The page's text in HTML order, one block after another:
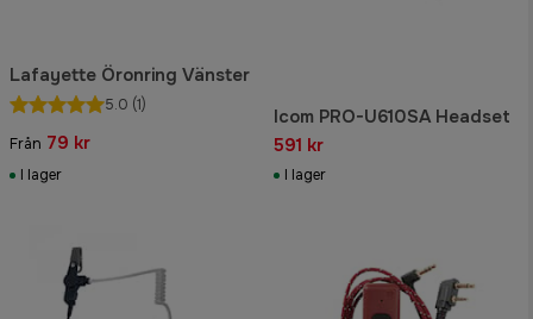
Lafayette Öronring Vänster
5.0 (1)
Från 79 kr
I lager
Icom PRO-U610SA Headset
591 kr
I lager